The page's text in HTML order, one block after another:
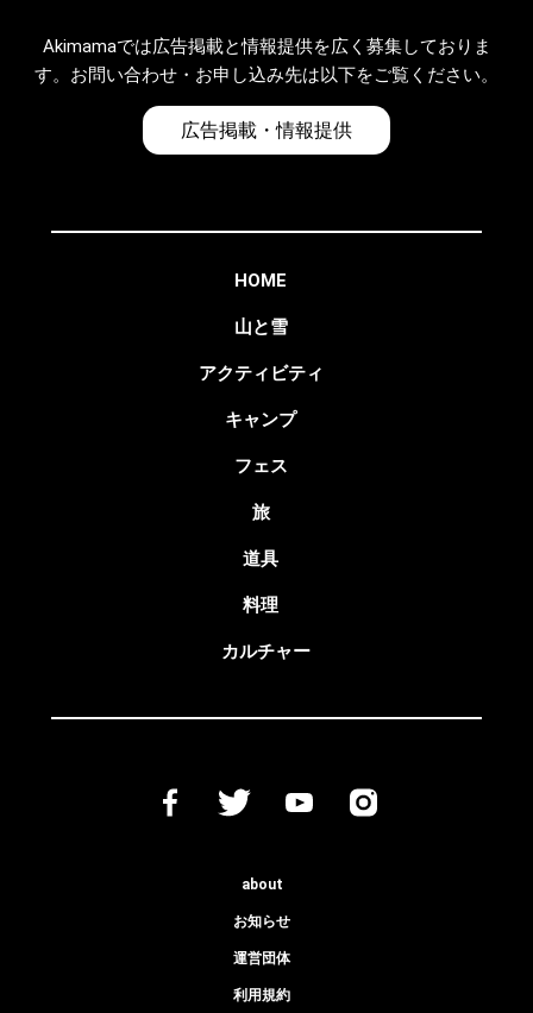
Akimamaでは広告掲載と情報提供を広く募集しておりま
す。お問い合わせ・お申し込み先は以下をご覧ください。
広告掲載・情報提供
HOME
山と雪
アクティビティ
キャンプ
フェス
旅
道具
料理
カルチャー
about
お知らせ
運営団体
利用規約